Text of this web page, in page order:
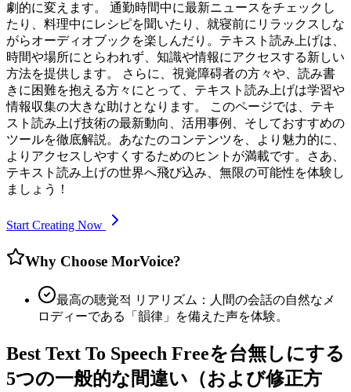
劇的に変えます。 通勤時間中に最新ニュースをチェックし
たり、料理中にレシピを聞いたり、就寝前にリラックスしな
がらオーディオブックを楽しんだり。テキスト読み上げは、
時間や場所にとらわれず、知識や情報にアクセスする新しい
方法を提供します。 さらに、視覚障碍者の方々や、読み書
きに困難を抱える方々にとって、テキスト読み上げは学習や
情報収集の大きな助けとなります。 このページでは、テキ
スト読み上げ技術の最新動向、活用事例、そしておすすめの
ツールを徹底解説。あなたのコンテンツを、より魅力的に、
よりアクセスしやすくするためのヒントが満載です。さあ、
テキスト読み上げの世界へ飛び込み、無限の可能性を体験し
ましょう！
Start Creating Now
Why Choose MorVoice?
最高の聴覚적 リアリズム：人間の会話の自然なメ
ロディーである「韻律」を備えた声を体験。
Best Text To Speech Freeを台無しにする
5つの一般的な間違い（および修正方